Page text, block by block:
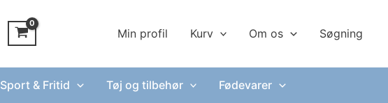
Min profil Kurv Om os Søgning
Sport & Fritid Tøj og tilbehør Fødevarer